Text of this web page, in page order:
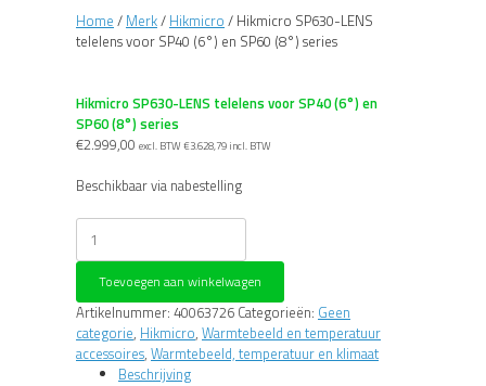
Home / Merk/ Hikmicro / Hikmicro SP630-LENS
telelens voor SP40 (6°) en SP60 (8°) series
Hikmicro SP630-LENS telelens voor SP40 (6°) en
SP60 (8°) series
€2.999,00 excl. BTW €3.628,79 incl. BTW
Beschikbaar via nabestelling
Hikmicro
SP630-
LENS
telelens
voor
SP40
(6°)
Toevoegen aan winkelwagen
Artikelnummer: 40063726 Categorieën: Geen
categorie, Hikmicro, Warmtebeeld en temperatuur
accessoires, Warmtebeeld, temperatuur en klimaat
Beschrijving